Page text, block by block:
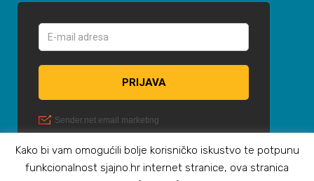
Kako bi vam omogućili bolje korisničko iskustvo te potpunu
funkcionalnost sjajno.hr internet stranice, ova stranica